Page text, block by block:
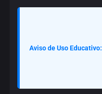
Aviso de Uso Educativo: